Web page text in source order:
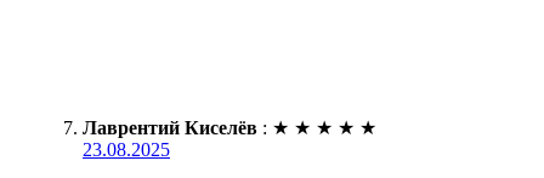
Лаврентий Киселёв : ★ ★ ★ ★ ★
23.08.2025